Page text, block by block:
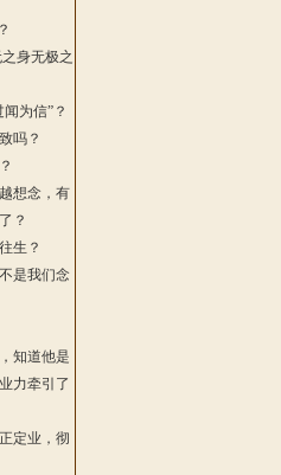
身无极之
为信”？
吗？
想念，有
？
生？
是我们念
知道他是
力牵引了
定业，彻